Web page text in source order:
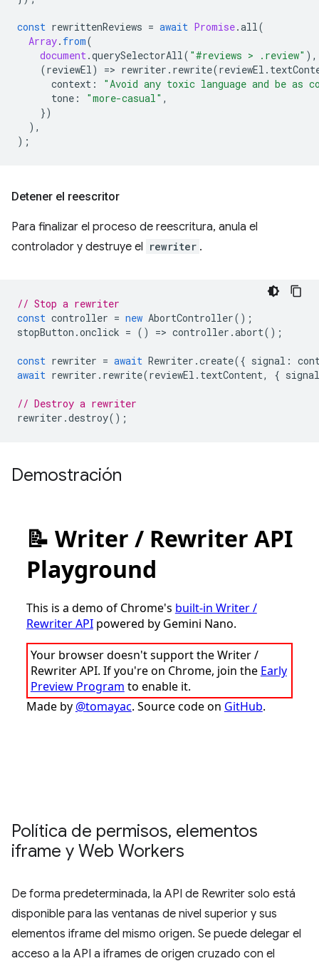
const rewrittenReviews = await Promise.all(
Array. from(
document.querySelectorAll( "#reviews > .review" ),
(reviewEl) => rewriter . rewrite(reviewEl .
context :
"Avoid any toxic language and be as
tone : "more-casual" ,
})
),
);
Detener el reescritor
Para finalizar el proceso de reescritura, anula el
controlador y destruye el rewriter .
// Stop a rewriter
const controller = new AbortController();
stopButton .onclick = () => controller .abort();
const rewriter = await Rewriter .create({ signal :
await rewriter . rewrite(reviewEl . textContent, { signal
// Destroy a rewriter
rewriter .destroy();
Demostración
Política de permisos, elementos
iframe y Web Workers
De forma predeterminada, la API de Rewriter solo está
disponible para las ventanas de nivel superior y sus
elementos iframe del mismo origen. Se puede delegar el
acceso a la API a iframes de origen cruzado con el